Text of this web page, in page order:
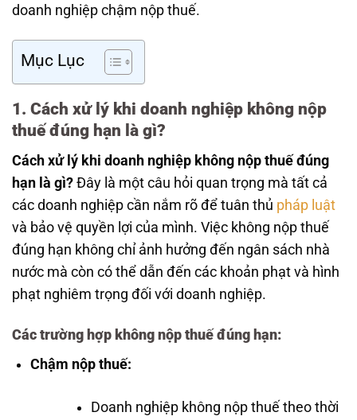
doanh nghiệp chậm nộp thuế.
Mục Lục
1. Cách xử lý khi doanh nghiệp không nộp
thuế đúng hạn là gì?
Cách xử lý khi doanh nghiệp không nộp thuế đúng
hạn là gì? Đây là một câu hỏi quan trọng mà tất cả
các doanh nghiệp cần nắm rõ để tuân thủ pháp luật
và bảo vệ quyền lợi của mình. Việc không nộp thuế
đúng hạn không chỉ ảnh hưởng đến ngân sách nhà
nước mà còn có thể dẫn đến các khoản phạt và hình
phạt nghiêm trọng đối với doanh nghiệp.
Các trường hợp không nộp thuế đúng hạn:
Chậm nộp thuế:
Doanh nghiệp không nộp thuế theo thời